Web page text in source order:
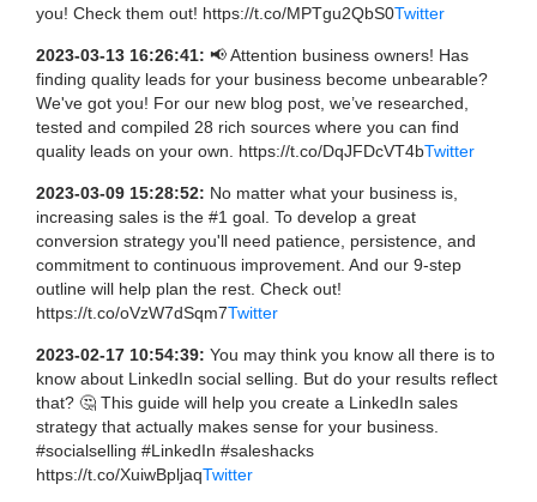
you! Check them out! https://t.co/MPTgu2QbS0Twitter
2023-03-13 16:26:41: 📢 Attention business owners! Has
finding quality leads for your business become unbearable?
We've got you! For our new blog post, we’ve researched,
tested and compiled 28 rich sources where you can find
quality leads on your own. https://t.co/DqJFDcVT4bTwitter
2023-03-09 15:28:52: No matter what your business is,
increasing sales is the #1 goal. To develop a great
conversion strategy you'll need patience, persistence, and
commitment to continuous improvement. And our 9-step
outline will help plan the rest. Check out!
https://t.co/oVzW7dSqm7Twitter
2023-02-17 10:54:39: You may think you know all there is to
know about LinkedIn social selling. But do your results reflect
that? 🤔 This guide will help you create a LinkedIn sales
strategy that actually makes sense for your business.
#socialselling #LinkedIn #saleshacks
https://t.co/XuiwBpljaqTwitter